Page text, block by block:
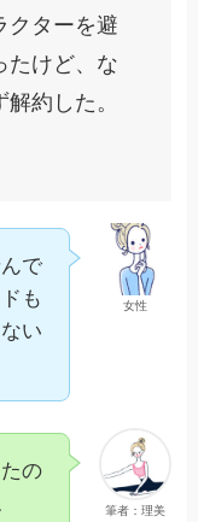
クターを避
たけど、な
約した。
女性
で
も
い
筆者：理美
の